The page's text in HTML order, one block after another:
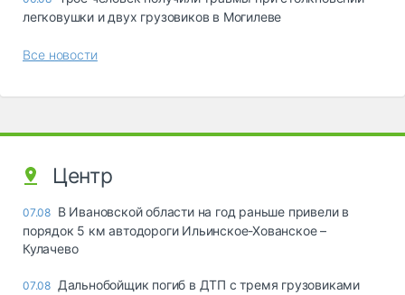
легковушки и двух грузовиков в Могилеве
Все новости
Центр
07.08 В Ивановской области на год раньше привели в
порядок 5 км автодороги Ильинское-Хованское –
Кулачево
07.08 Дальнобойщик погиб в ДТП с тремя грузовиками